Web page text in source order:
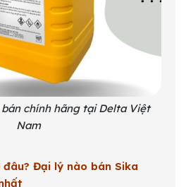
chính hãng tại Delta Việt
Nam
đâu? Đại lý nào bán Sika